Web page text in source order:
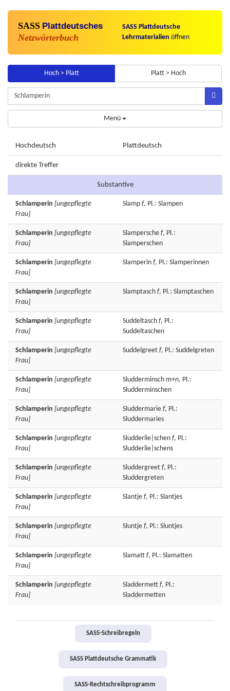
SASS Plattdeutsches
Netzwörterbuch
SASS Plattdeutsche
Lehrmaterialien öffnen
Hoch > Platt Platt > Hoch
Menü
Hochdeutsch Plattdeutsch
direkte Treffer
Substantive
Schlamperin [ungepflegte
Frau]
Slamp f, Pl.: Slampen
Schlamperin [ungepflegte
Frau]
Slampersche f, Pl.:
Slamperschen
Schlamperin [ungepflegte
Frau]
Slamperin f, Pl.: Slamperinnen
Schlamperin [ungepflegte
Frau]
Slamptasch f, Pl.: Slamptaschen
Schlamperin [ungepflegte
Frau]
Suddeltasch f, Pl.:
Suddeltaschen
Schlamperin [ungepflegte
Frau]
Suddelgreet f, Pl.: Suddelgreten
Schlamperin [ungepflegte
Frau]
Sludderminsch m+n, Pl.:
Sludderminschen
Schlamperin [ungepflegte
Frau]
Sluddermarie f, Pl.:
Sluddermaries
Schlamperin [ungepflegte
Frau]
Sludderlie|schen f, Pl.:
Sludderlie|schens
Schlamperin [ungepflegte
Frau]
Sluddergreet f, Pl.:
Sluddergreten
Schlamperin [ungepflegte
Frau]
Slantje f, Pl.: Slantjes
Schlamperin [ungepflegte
Frau]
Sluntje f, Pl.: Sluntjes
Schlamperin [ungepflegte
Frau]
Slamatt f, Pl.: Slamatten
Schlamperin [ungepflegte
Frau]
Sladdermett f, Pl.:
Sladdermetten
SASS-Schreibregeln
SASS Plattdeutsche Grammatik
SASS-Rechtschreibprogramm